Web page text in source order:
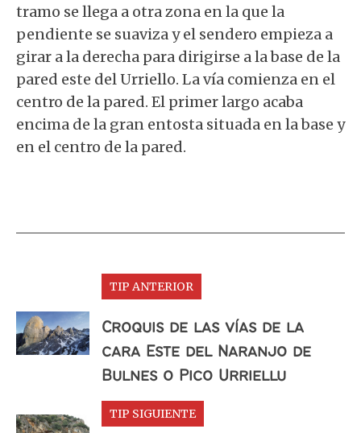
tramo se llega a otra zona en la que la
pendiente se suaviza y el sendero empieza a
girar a la derecha para dirigirse a la base de la
pared este del Urriello. La vía comienza en el
centro de la pared. El primer largo acaba
encima de la gran entosta situada en la base y
en el centro de la pared.
TIP ANTERIOR
Croquis de las vías de la
cara Este del Naranjo de
Bulnes o Pico Urriellu
TIP SIGUIENTE